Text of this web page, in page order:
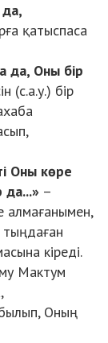
қатыспаса
да, Оны бір
(с.а.у.) бір
Оны көре
да...» –
алмағанымен,
кіреді.
Мактум
Оның